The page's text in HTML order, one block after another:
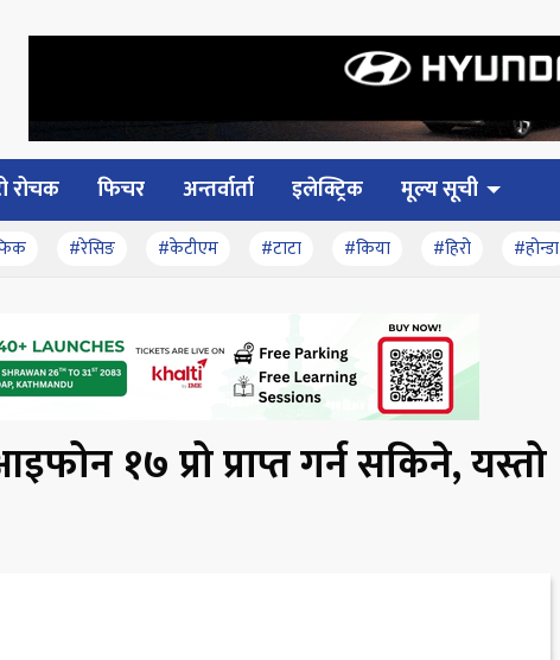
रोचक फिचर अन्तर्वार्ता इलेक्ट्रिक मूल्य सूची
#रेसिङ #केटीएम #टाटा #किया #हिरो #होन्डा
१७ प्रो प्राप्त गर्न सकिने, यस्तो